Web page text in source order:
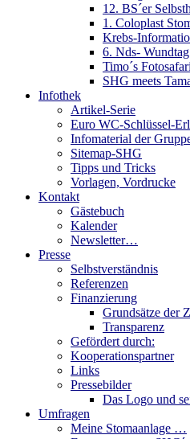
12. BS´er
1. Coloplast
Krebs-
6. Nds- Wundtag
Timo´s Fotosafari
SHG meets
Infothek
Artikel-Serie
Euro WC-Schlüssel-
Infomaterial der
Sitemap-SHG
Tipps und Tricks
Vorlagen, Vordrucke
Kontakt
Gästebuch
Kalender
Newsletter…
Presse
Selbstverständnis
Referenzen
Finanzierung
Grundsätze der
Transparenz
Gefördert durch:
Kooperationspartner
Links
Pressebilder
Das Logo und
Umfragen
Meine Stomaanlage …